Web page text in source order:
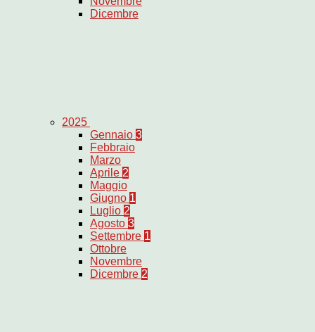
Dicembre
2025
Gennaio 3
Febbraio
Marzo
Aprile 2
Maggio
Giugno 1
Luglio 2
Agosto 3
Settembre 1
Ottobre
Novembre
Dicembre 2